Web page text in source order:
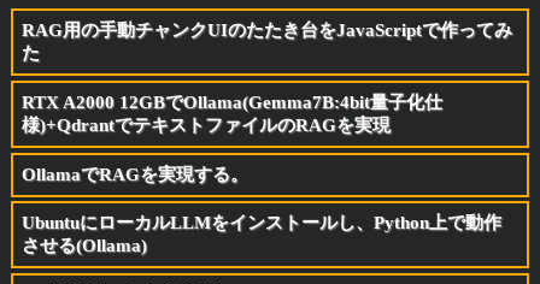
RAG用の手動チャンクUIのたたき台をJavaScriptで作ってみ
た
RTX A2000 12GBでOllama(Gemma7B:4bit量子化仕
様)+QdrantでテキストファイルのRAGを実現
OllamaでRAGを実現する。
UbuntuにローカルLLMをインストールし、Python上で動作
させる(Ollama)